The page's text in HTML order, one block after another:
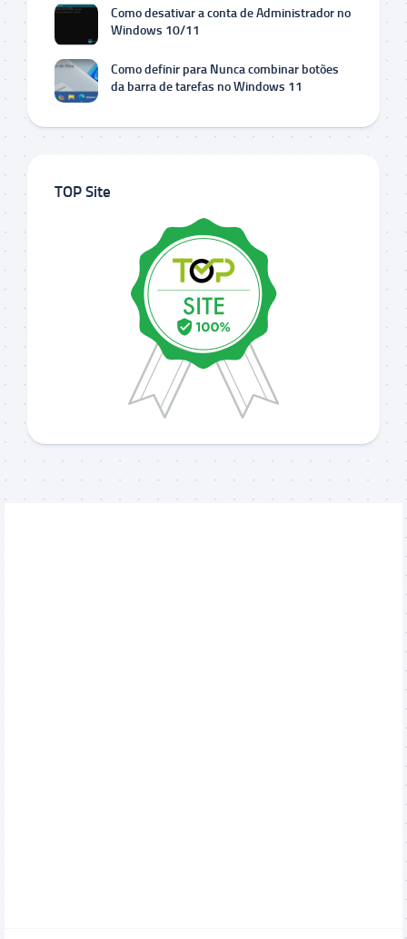
Como desativar a conta de Administrador no
Windows 10/11
Como definir para Nunca combinar botões
da barra de tarefas no Windows 11
TOP Site